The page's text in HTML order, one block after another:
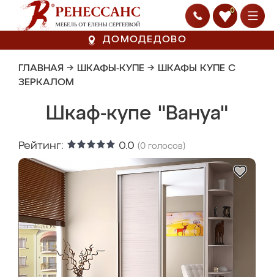
0
ДОМОДЕДОВО
ГЛАВНАЯ → ШКАФЫ-КУПЕ → ШКАФЫ КУПЕ С
ЗЕРКАЛОМ
Шкаф-купе "Вануа"
Рейтинг: 0.0 (0 голосов)